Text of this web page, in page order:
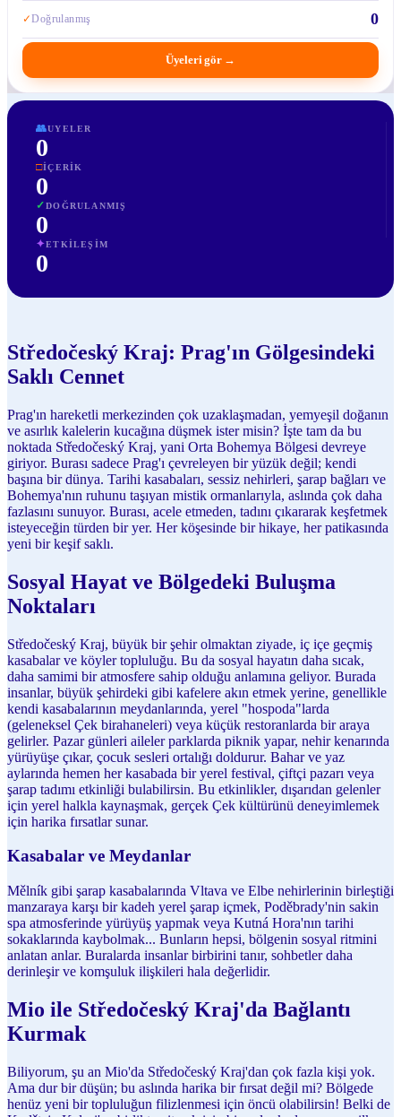
✓Doğrulanmış 0
Üyeleri gör →
👥UYELER
0
□İÇERIK
0
✓DOĞRULANMIŞ
0
✦ETKILEŞIM
0
Středočeský Kraj: Prag'ın Gölgesindeki
Saklı Cennet
Prag'ın hareketli merkezinden çok uzaklaşmadan, yemyeşil doğanın
ve asırlık kalelerin kucağına düşmek ister misin? İşte tam da bu
noktada Středočeský Kraj, yani Orta Bohemya Bölgesi devreye
giriyor. Burası sadece Prag'ı çevreleyen bir yüzük değil; kendi
başına bir dünya. Tarihi kasabaları, sessiz nehirleri, şarap bağları ve
Bohemya'nın ruhunu taşıyan mistik ormanlarıyla, aslında çok daha
fazlasını sunuyor. Burası, acele etmeden, tadını çıkararak keşfetmek
isteyeceğin türden bir yer. Her köşesinde bir hikaye, her patikasında
yeni bir keşif saklı.
Sosyal Hayat ve Bölgedeki Buluşma
Noktaları
Středočeský Kraj, büyük bir şehir olmaktan ziyade, iç içe geçmiş
kasabalar ve köyler topluluğu. Bu da sosyal hayatın daha sıcak,
daha samimi bir atmosfere sahip olduğu anlamına geliyor. Burada
insanlar, büyük şehirdeki gibi kafelere akın etmek yerine, genellikle
kendi kasabalarının meydanlarında, yerel "hospoda"larda
(geleneksel Çek birahaneleri) veya küçük restoranlarda bir araya
gelirler. Pazar günleri aileler parklarda piknik yapar, nehir kenarında
yürüyüşe çıkar, çocuk sesleri ortalığı doldurur. Bahar ve yaz
aylarında hemen her kasabada bir yerel festival, çiftçi pazarı veya
şarap tadımı etkinliği bulabilirsin. Bu etkinlikler, dışarıdan gelenler
için yerel halkla kaynaşmak, gerçek Çek kültürünü deneyimlemek
için harika fırsatlar sunar.
Kasabalar ve Meydanlar
Mělník gibi şarap kasabalarında Vltava ve Elbe nehirlerinin birleştiği
manzaraya karşı bir kadeh yerel şarap içmek, Poděbrady'nin sakin
spa atmosferinde yürüyüş yapmak veya Kutná Hora'nın tarihi
sokaklarında kaybolmak... Bunların hepsi, bölgenin sosyal ritmini
anlatan anlar. Buralarda insanlar birbirini tanır, sohbetler daha
derinleşir ve komşuluk ilişkileri hala değerlidir.
Mio ile Středočeský Kraj'da Bağlantı
Kurmak
Biliyorum, şu an Mio'da Středočeský Kraj'dan çok fazla kişi yok.
Ama dur bir düşün; bu aslında harika bir fırsat değil mi? Bölgede
henüz yeni bir topluluğun filizlenmesi için öncü olabilirsin! Belki de